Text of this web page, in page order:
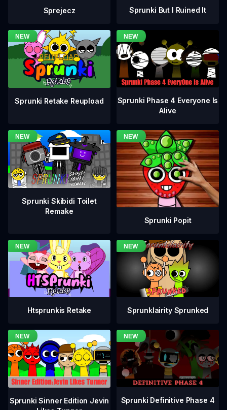
Sprejecz Sprunki But I Ruined It
Sprunki Retake Reupload
Sprunki Phase 4 Everyone Is
Alive
Sprunki Skibidi Toilet
Remake
Sprunki Popit
Htsprunkis Retake Sprunklairity Sprunked
Sprunki Sinner Edition Jevin
Sprunki Definitive Phase 4